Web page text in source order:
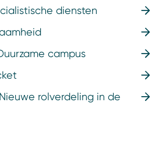
diensten
campus
rolverdeling in de